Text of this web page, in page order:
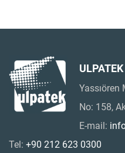
Yassıören
No: 158,
E-mail:
Tel: +90 212 623 0300